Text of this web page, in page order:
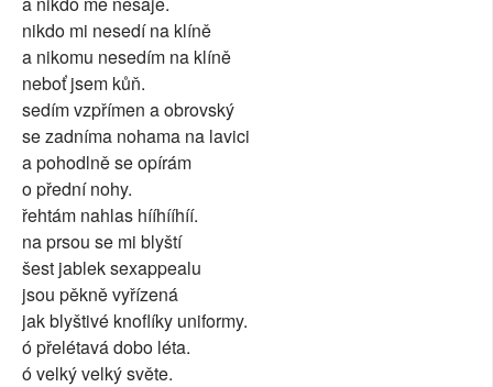
nikdo mi nesedí na klíně
a nikomu nesedím na klíně
neboť jsem kůň.
sedím vzpřímen a obrovský
se zadníma nohama na lavici
a pohodlně se opírám
o přední nohy.
řehtám nahlas hííhííhíí.
na prsou se mi blyští
šest jablek sexappealu
jsou pěkně vyřízená
jak blyštivé knoflíky uniformy.
ó přelétavá dobo léta.
ó velký velký světe.